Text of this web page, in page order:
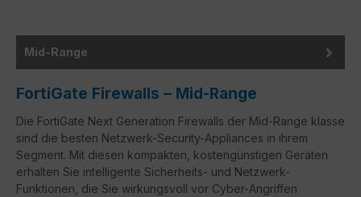
Mid-Range
FortiGate Firewalls – Mid-Range
Die FortiGate Next Generation Firewalls der Mid-Range klasse
sind die besten Netzwerk-Security-Appliances in ihrem
Segment. Mit diesen kompakten, kostengünstigen Geräten
erhalten Sie intelligente Sicherheits- und Netzwerk-
Funktionen, die Sie wirkungsvoll vor Cyber-Angriffen